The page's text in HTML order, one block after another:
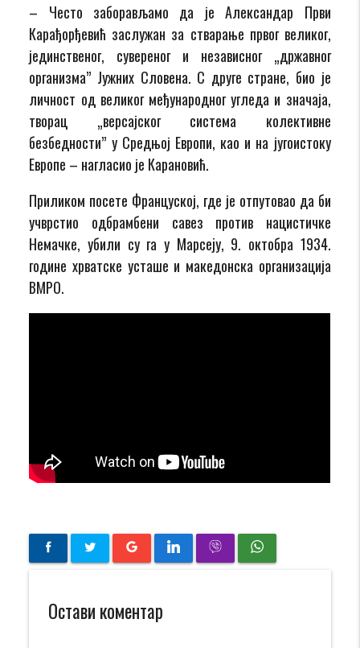
– Често заборављамо да је Александар Први
Карађорђевић заслужан за стварање првог великог,
јединственог, сувереног и независног „државног
организма” Јужних Словена. С друге стране, био је
личност од великог међународног угледа и значаја,
творац „версајског система колективне
безбедности” у Средњој Европи, као и на југоистоку
Европе – нагласио је Карановић.
Приликом посете Француској, где је отпутовао да би
учврстио одбрамбени савез против нацистичке
Немачке, убили су га у Марсеjу, 9. октобра 1934.
године хрватске усташе и македонска организација
ВМРО.
Остави коментар